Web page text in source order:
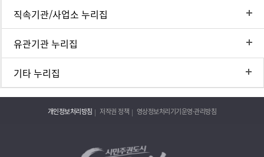
직속기관/사업소 누리집
유관기관 누리집
기타 누리집
개인정보처리방침 저작권 정책 영상정보처리기기운영·관리방침